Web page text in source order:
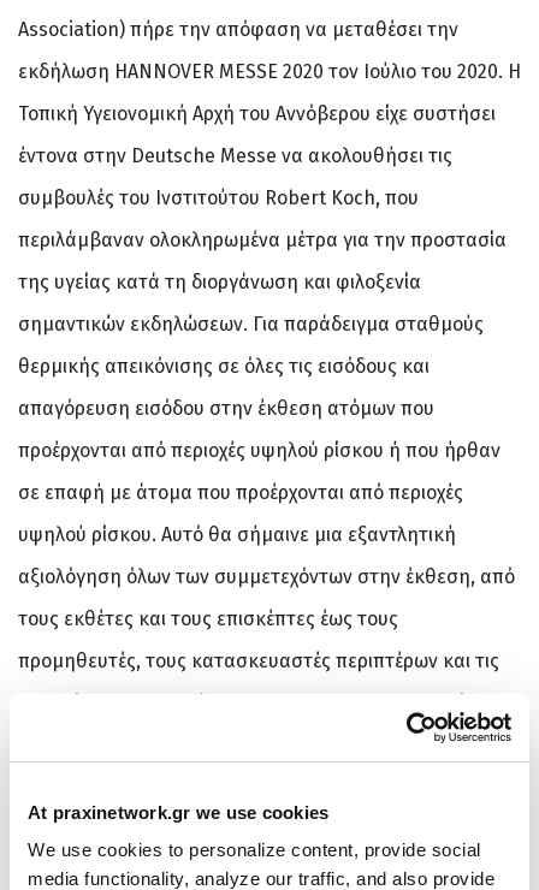
At praxinetwork.gr we use cookies
We use cookies to personalize content, provide social
media functionality, analyze our traffic, and also provide
Association) πήρε την απόφαση να μεταθέσει την
εκδήλωση HANNOVER MESSE 2020 τον Ιούλιο του 2020. Η
Τοπική Υγειονομική Αρχή του Αννόβερου είχε συστήσει
έντονα στην Deutsche Messe να ακολουθήσει τις
συμβουλές του Ινστιτούτου Robert Koch, που
περιλάμβαναν ολοκληρωμένα μέτρα για την προστασία
της υγείας κατά τη διοργάνωση και φιλοξενία
σημαντικών εκδηλώσεων. Για παράδειγμα σταθμούς
θερμικής απεικόνισης σε όλες τις εισόδους και
απαγόρευση εισόδου στην έκθεση ατόμων που
προέρχονται από περιοχές υψηλού ρίσκου ή που ήρθαν
σε επαφή με άτομα που προέρχονται από περιοχές
υψηλού ρίσκου. Αυτό θα σήμαινε μια εξαντλητική
αξιολόγηση όλων των συμμετεχόντων στην έκθεση, από
τους εκθέτες και τους επισκέπτες έως τους
προμηθευτές, τους κατασκευαστές περιπτέρων και τις
διοργάνωση της εκδήλωσης σε τέτοιο βαθμό που δεν θα
κάλυπτε τους στόχους της ή που θα τους περιόριζε σε